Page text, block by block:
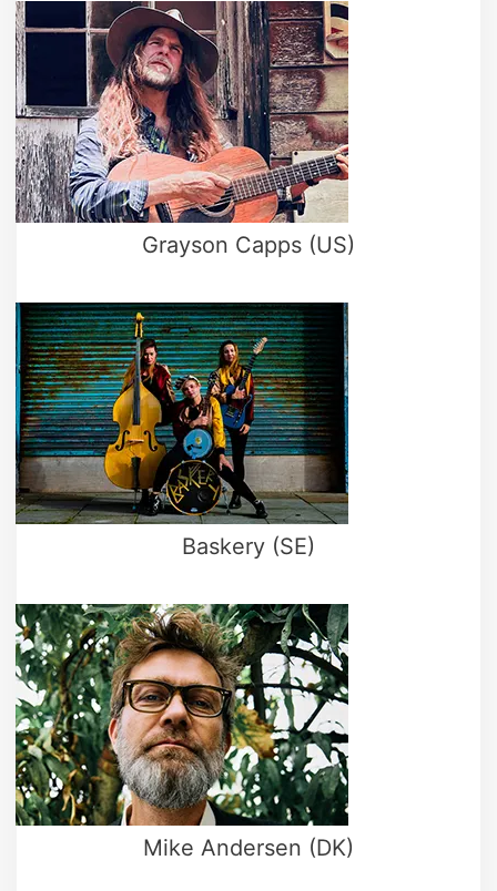
Grayson Capps (US)
Baskery (SE)
Mike Andersen (DK)